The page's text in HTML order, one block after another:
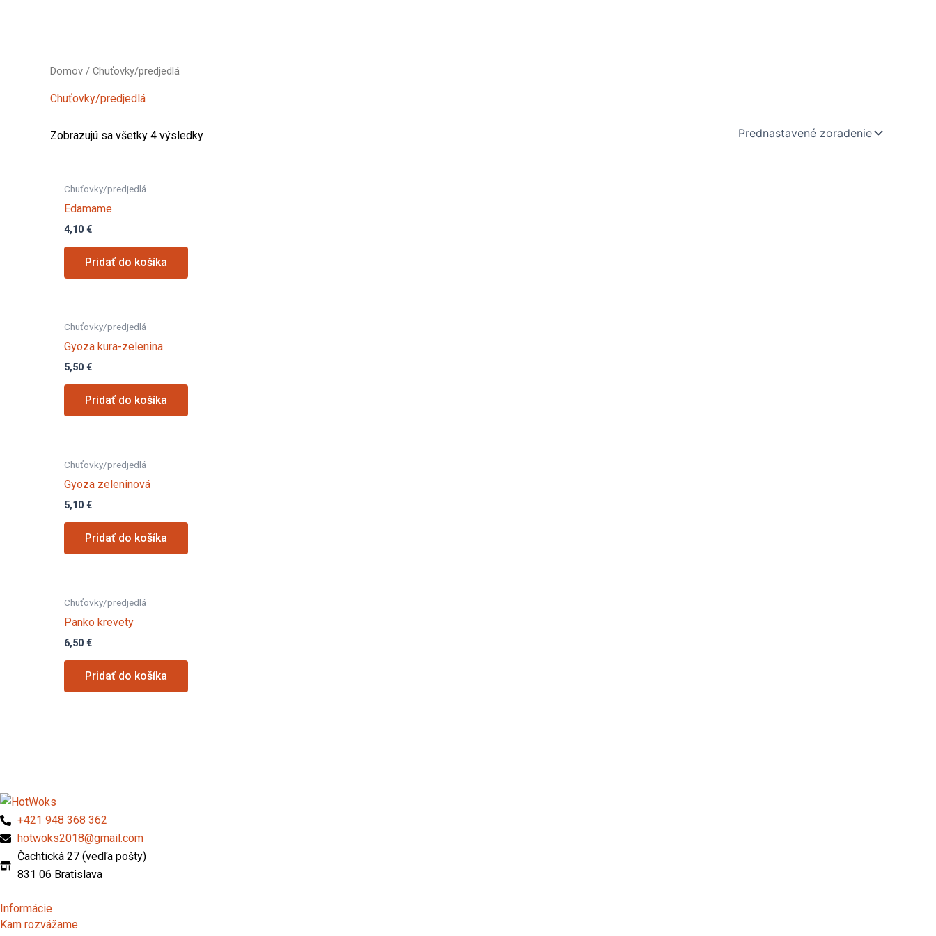
Domov / Chuťovky/predjedlá
Chuťovky/predjedlá
Zobrazujú sa všetky 4 výsledky
Chuťovky/predjedlá
Edamame
4,10 €
Pridať do košíka
Chuťovky/predjedlá
Gyoza kura-zelenina
5,50 €
Pridať do košíka
Chuťovky/predjedlá
Gyoza zeleninová
5,10 €
Pridať do košíka
Chuťovky/predjedlá
Panko krevety
6,50 €
Pridať do košíka
+421 948 368 362
hotwoks2018@gmail.com
Čachtická 27 (vedľa pošty)
831 06 Bratislava
Informácie
Kam rozvážame